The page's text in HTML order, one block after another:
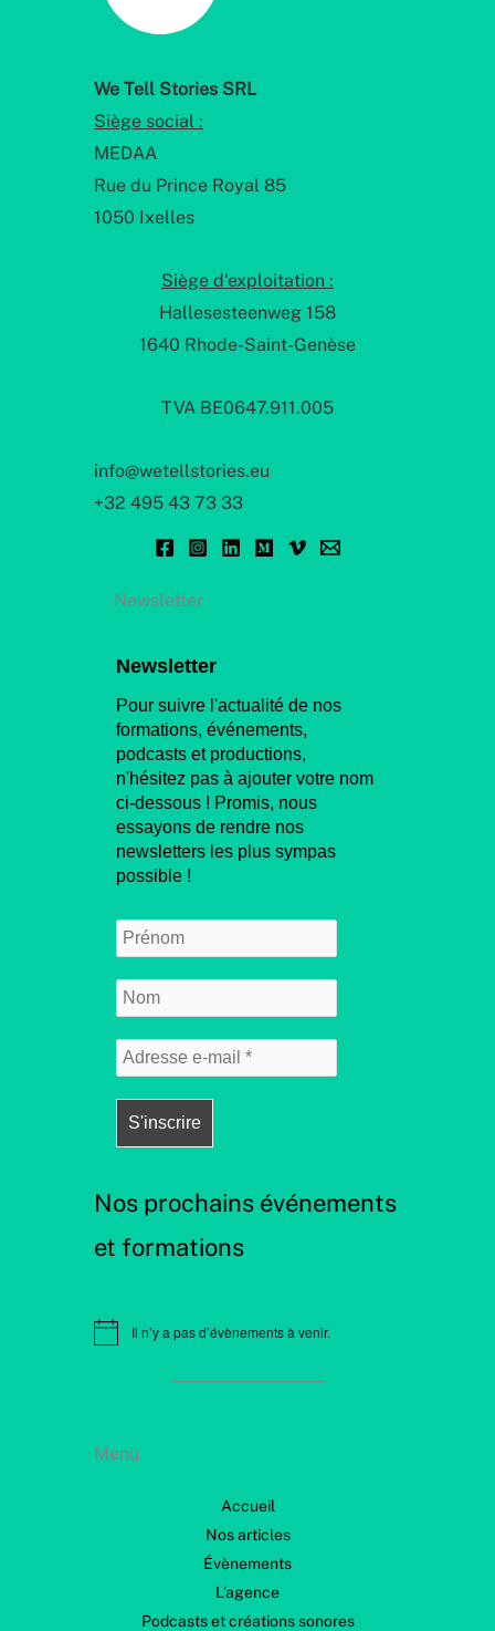
We Tell Stories SRL
Siège social :
MEDAA
Rue du Prince Royal 85
1050 Ixelles
Siège d'exploitation :
Hallesesteenweg 158
1640 Rhode-Saint-Genèse
TVA BE0647.911.005
info@wetellstories.eu
+32 495 43 73 33
Newsletter
Newsletter
Pour suivre l'actualité de nos
formations, événements,
podcasts et productions,
n'hésitez pas à ajouter votre nom
ci-dessous ! Promis, nous
essayons de rendre nos
newsletters les plus sympas
possible !
Nos prochains événements
et formations
Il n’y a pas d’évènements à venir.
Menu
Accueil
Nos articles
Évènements
L’agence
Podcasts et créations sonores